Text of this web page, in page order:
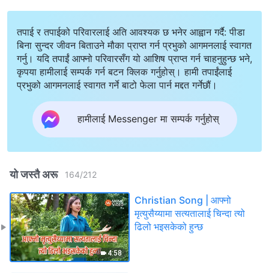
तपाई र तपाईको परिवारलाई अति आवश्यक छ भनेर आह्वान गर्दै: पीडा
बिना सुन्दर जीवन बिताउने मौका प्राप्त गर्न प्रभुको आगमनलाई स्वागत
गर्नु। यदि तपाईं आफ्नो परिवारसँग यो आशिष प्राप्त गर्न चाहनुहुन्छ भने,
कृपया हामीलाई सम्पर्क गर्न बटन क्लिक गर्नुहोस्। हामी तपाईंलाई
प्रभुको आगमनलाई स्वागत गर्ने बाटो फेला पार्न मद्दत गर्नेछौं।
हामीलाई Messenger मा सम्पर्क गर्नुहोस्
यो जस्तै अरू 164/212
4:58
Christian Song | आफ्‍नो
मृत्युसैय्यामा सत्यतालाई चिन्‍दा त्यो
ढिलो भइसकेको हुन्छ